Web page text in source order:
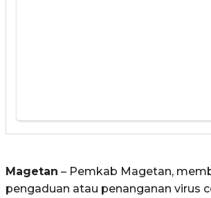
Magetan – Pemkab Magetan,
pengaduan atau penanganan virus